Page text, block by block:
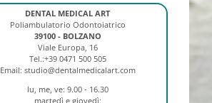
DENTAL MEDICAL ART
Poliambulatorio Odontoiatrico
39100 - BOLZANO
Viale Europa, 16
Tel.:+39 0471 500 505
Email: studio@dentalmedicalart.com
lu, me, ve: 9.00 - 16.30
martedì e giovedì: